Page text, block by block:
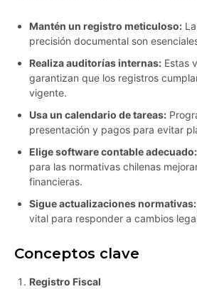
Mantén un registro meticuloso:
precisión documental son
Realiza auditorías internas: Estas
garantizan que los registros
vigente.
Usa un calendario de tareas:
presentación y pagos para evitar
Elige software contable adecuado:
para las normativas chilenas
financieras.
Sigue actualizaciones normativas:
vital para responder a cambios
Conceptos clave
Registro Fiscal